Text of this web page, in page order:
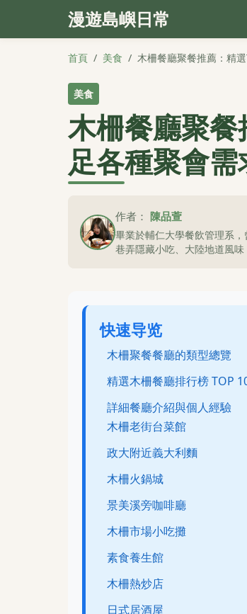
漫遊島嶼日常
首頁 / 美食 / 木柵餐廳聚餐推薦：精
美食
木柵餐廳聚
足各種聚會需
作者： 陳品萱
畢業於輔仁大學餐飲管理系
巷弄隱藏小吃、大陸地道風
快速导览
木柵聚餐餐廳的類型總覽
精選木柵餐廳排行榜 TOP
詳細餐廳介紹與個人經驗
木柵老街台菜館
政大附近義大利麵
木柵火鍋城
景美溪旁咖啡廳
木柵市場小吃攤
素食養生館
木柵熱炒店
日式居酒屋